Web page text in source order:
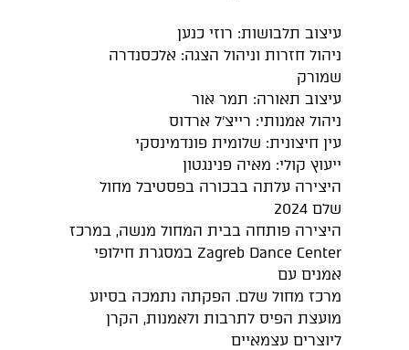
עיצוב תלבושות: רוזי כנען
ניהול חזרות וניהול הצגה: אלכסנדרה
שמורק
עיצוב תאורה: תמר אור
ניהול אמנותי: רייצ'ל ארדוס
עין חיצונית: שלומית פונדמינסקי
ייעוץ קולי: מאיה פנינגטון
היצירה עלתה בבכורה בפסטיבל מחול
שלם 2024
היצירה פותחה בבית המחול מנשה, במרכז
Zagreb Dance Center במסגרת חילופי
אמנים עם
מרכז מחול שלם. הפקתה נתמכה בסיוע
מועצת הפיס לתרבות ולאמנות, הקרן
ליוצרים עצמאיים